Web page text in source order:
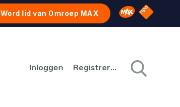
Word lid van Omroep MAX Omroep MAX
NPO
Inloggen Registreren